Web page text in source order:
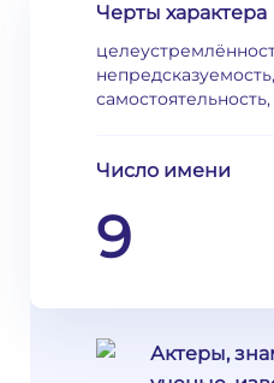
Черты характера
Число имени
9
Актеры,